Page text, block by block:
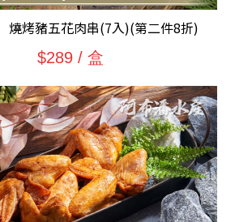
燒烤豬五花肉串(7入)(第二件8折)
$289 / 盒